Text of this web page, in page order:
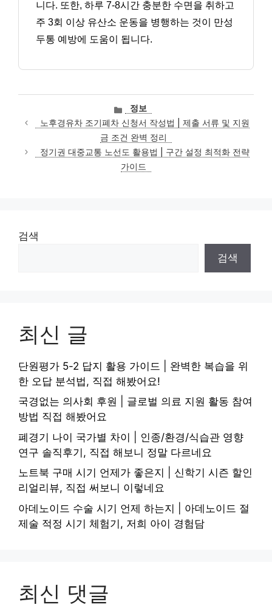
니다. 또한, 하루 7-8시간 충분한 수면을 취하고
주 3회 이상 유산소 운동을 병행하는 것이 만성
두통 예방에 도움이 됩니다.
카
테
고
리
정보
노후경유차 조기폐차 신청서 작성법 | 제출 서류 및 지원
금 조건 완벽 정리
정기권 대중교통 노선도 활용법 | 구간 설정 최적화 전략
가이드
검색
검색
최신 글
단원평가 5-2 답지 활용 가이드 | 완벽한 복습을 위
한 오답 분석법, 직접 해봤어요!
국경없는 의사회 후원 | 글로벌 의료 지원 활동 참여
방법 직접 해봤어요
폐경기 나이 국가별 차이 | 인종/환경/식습관 영향
연구 솔직후기, 직접 해보니 정말 다르네요
노트북 구매 시기 언제가 좋은지 | 신학기 시즌 할인
리얼리뷰, 직접 써보니 이렇네요
아데노이드 수술 시기 언제 하는지 | 아데노이드 절
제술 적정 시기 체험기, 저희 아이 경험담
최신 댓글